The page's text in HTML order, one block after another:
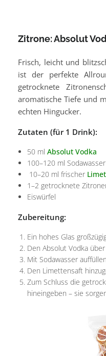
Zitrone: Absolut
Frisch, leicht und
ist der perfekte
getrocknete
aromatische Tiefe und
echten Hingucker.
Zutaten (für 1 Drink):
50 ml Absolut Vodka
100–120 ml Sodawasser
10–20 ml frischer
1–2 getrocknete
Eiswürfel
Zubereitung:
Ein hohes Glas
Den Absolut Vodka
Mit Sodawasser
Den Limettensaft
Zum Schluss die
hineingeben – sie